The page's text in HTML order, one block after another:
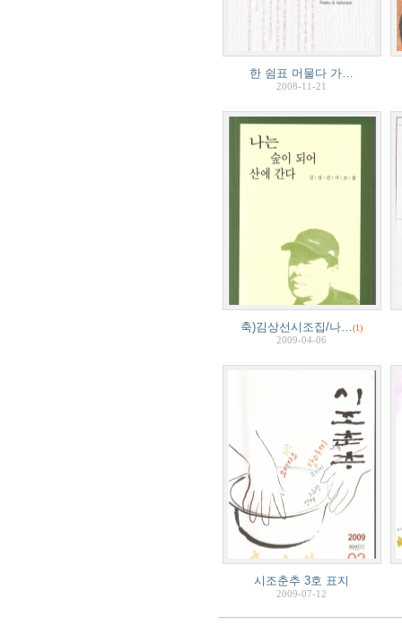
한 쉼표 머물다 가…
2008-11-21
축)김상선시조집/나…(1)
2009-04-06
시조춘추 3호 표지
2009-07-12